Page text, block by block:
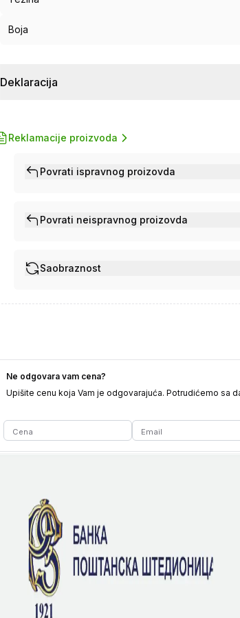
Boja
Deklaracija
Reklamacije proizvoda
Povrati ispravnog proizovda
Povrati neispravnog proizovda
Saobraznost
Ne odgovara vam cena?
Upišite cenu koja Vam je odgovarajuća. Potrudićemo sa